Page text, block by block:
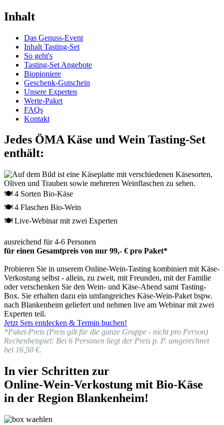
Inhalt
Das Genuss-Event
Inhalt Tasting-Set
So geht's
Tasting-Set Angebote
Biopioniere
Geschenk-Gutschein
Unsere Experten
Werte-Paket
FAQs
Kontakt
Jedes ÖMA Käse und Wein Tasting-Set
enthält:
🍽 4 Sorten Bio-Käse
🍽 4 Flaschen Bio-Wein
🍽 Live-Webinar mit zwei Experten
ausreichend für 4-6 Personen
für einen Gesamtpreis von nur 99,- € pro Paket*
Probieren Sie in unserem Online-Wein-Tasting kombiniert mit Käse-
Verkostung selbst - allein, zu zweit, mit Freunden, mit der Familie
oder verschenken Sie den Wein- und Käse-Abend samt Tasting-
Box. Sie erhalten dazu ein umfangreiches Käse-Wein-Paket bspw.
nach Blankenheim geliefert und nehmen live am Webinar mit zwei
Experten teil.
Jetzt Sets entdecken & Termin buchen!
*Paket-Preis (Preis gilt für die ganze Gruppe - nicht pro Person)
Rechenbeispiel: Bei 6 Personen liegt der Preis p. P. umgerechnet
bei 16,50 €.
In vier Schritten zur
Online-Wein-Verkostung mit Bio-Käse
in der Region Blankenheim!